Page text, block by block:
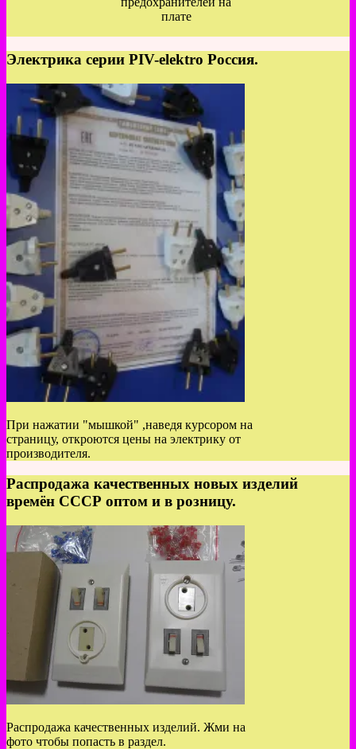
плате
Электрика серии PIV-elektro Россия.
При нажатии "мышкой" ,наведя курсором на
страницу, откроются цены на электрику от
производителя.
Распродажа качественных новых изделий
времён СССР оптом и в розницу.
Распродажа качественных изделий. Жми на
фото чтобы попасть в раздел.